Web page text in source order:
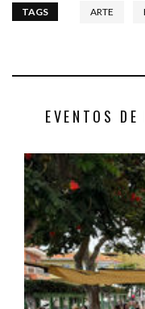
TAGS ARTE
EVENTOS